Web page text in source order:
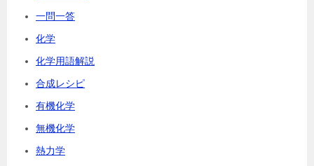
一問一答
化学
化学用語解説
合成レシピ
有機化学
無機化学
熱力学